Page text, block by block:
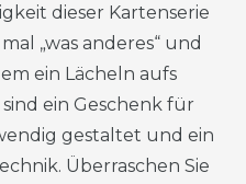
dieser Kartenserie
„was anderes“ und
ein Lächeln aufs
ein Geschenk für
gestaltet und ein
Überraschen Sie